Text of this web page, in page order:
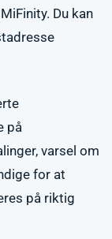
Du kan
på
varsel om
for at
på riktig